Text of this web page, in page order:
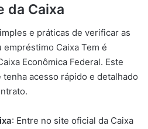
da Caixa
e práticas de verificar as
Caixa Tem é
Econômica Federal. Este
acesso rápido e detalhado
: Entre no site oficial da Caixa